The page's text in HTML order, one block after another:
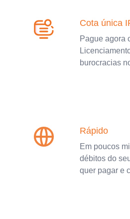
Cota única
Pague agora
burocracias
Rápido
Em poucos
débitos do
quer pagar e